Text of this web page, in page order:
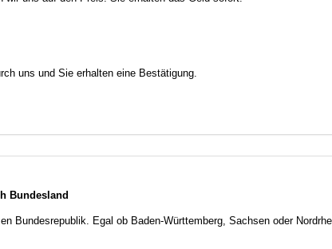
uns und Sie erhalten eine Bestätigung.
Bundesland
Bundesrepublik. Egal ob Baden-Württemberg, Sachsen oder